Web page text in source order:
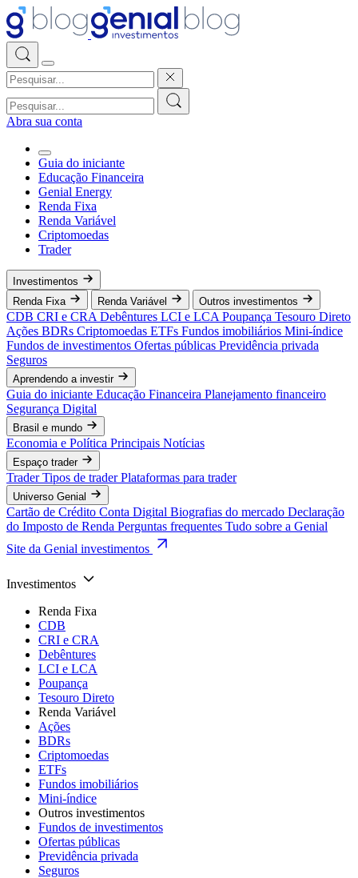
Abra sua conta
Guia do iniciante
Educação Financeira
Genial Energy
Renda Fixa
Renda Variável
Criptomoedas
Trader
Investimentos
Renda Fixa
Renda Variável Outros investimentos
CDB CRI e CRA Debêntures LCI e LCA Poupança Tesouro Direto
Ações BDRs Criptomoedas ETFs Fundos imobiliários Mini-índice
Fundos de investimentos Ofertas públicas Previdência privada
Seguros
Aprendendo a investir
Guia do iniciante Educação Financeira Planejamento financeiro
Segurança Digital
Brasil e mundo
Economia e Política Principais Notícias
Espaço trader
TraderTipos de traderPlataformas para trader
Universo Genial
Cartão de Crédito Conta Digital Biografias do mercado Declaração
do Imposto de Renda Perguntas frequentes Tudo sobre a Genial
Site da Genial investimentos
Investimentos
Renda Fixa
CDB
CRI e CRA
Debêntures
LCI e LCA
Poupança
Tesouro Direto
Renda Variável
Ações
BDRs
Criptomoedas
ETFs
Fundos imobiliários
Mini-índice
Outros investimentos
Fundos de investimentos
Ofertas públicas
Previdência privada
Seguros